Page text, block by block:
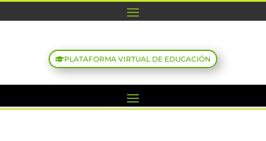
PLATAFORMA VIRTUAL DE EDUCACIÓN